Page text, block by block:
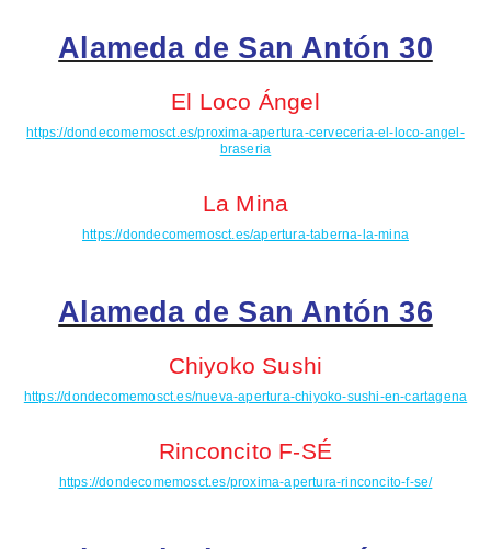
Alameda de San Antón 30
El Loco Ángel
https://dondecomemosct.es/proxima-apertura-cerveceria-el-loco-angel-
braseria
La Mina
https://dondecomemosct.es/apertura-taberna-la-mina
Alameda de San Antón 36
Chiyoko Sushi
https://dondecomemosct.es/nueva-apertura-chiyoko-sushi-en-cartagena
Rinconcito F-SÉ
https://dondecomemosct.es/proxima-apertura-rinconcito-f-se/